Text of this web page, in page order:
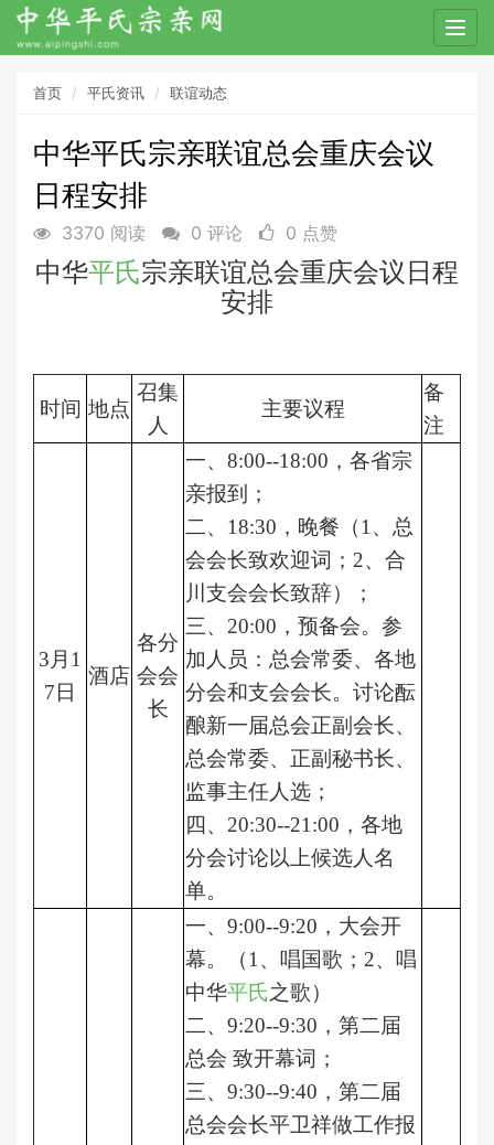
T
o
g
o
首页 平氏资讯 联谊动态
中华平氏宗亲联谊总会重庆会议
日程安排
3370 阅读 0 评论 0 点赞
中华平氏宗亲联谊总会重庆会议日程
安排
时间 地点
召集
人
主要议程
备
注
3月1
7日
酒店
各分
会会
长
一、8:00--18:00，各省宗
亲报到；
二、18:30，晚餐（1、总
会会长致欢迎词；2、合
川支会会长致辞）；
三、20:00，预备会。参
加人员：总会常委、各地
分会和支会会长。讨论酝
酿新一届总会正副会长、
总会常委、正副秘书长、
监事主任人选；
四、20:30--21:00，各地
分会讨论以上候选人名
单。
一、9:00--9:20，大会开
幕。（1、唱国歌；2、唱
中华平氏之歌）
二、9:20--9:30，第二届
总会 致开幕词；
三、9:30--9:40，第二届
总会会长平卫祥做工作报